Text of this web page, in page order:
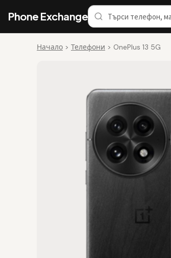
Phone Exchange
Начало > Телефони > OnePlus 13 5G